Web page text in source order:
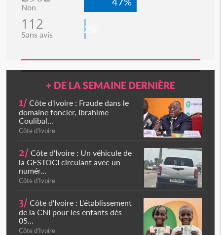
Non
112
Sans avis 2%
+ DE LA SEMAINE DERNIÈRE
1/ Côte d'Ivoire : Fraude dans le
domaine foncier, Ibrahime
Coulibal...
Côte d'Ivoire
2/ Côte d'Ivoire : Un véhicule de
la GESTOCI circulant avec un
numér...
Côte d'Ivoire
3/ Côte d'Ivoire : L'établissement
de la CNI pour les enfants dès
05...
Côte d'Ivoire